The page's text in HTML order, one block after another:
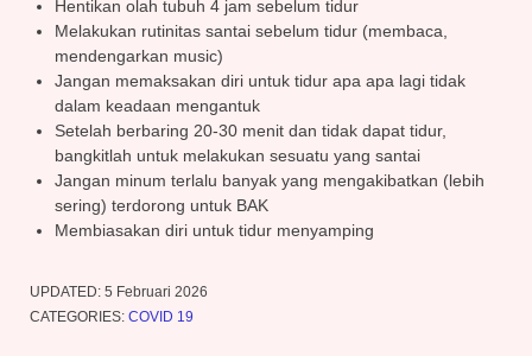
Hentikan olah tubuh 4 jam sebelum tidur
Melakukan rutinitas santai sebelum tidur (membaca,
mendengarkan music)
Jangan memaksakan diri untuk tidur apa apa lagi tidak
dalam keadaan mengantuk
Setelah berbaring 20-30 menit dan tidak dapat tidur,
bangkitlah untuk melakukan sesuatu yang santai
Jangan minum terlalu banyak yang mengakibatkan (lebih
sering) terdorong untuk BAK
Membiasakan diri untuk tidur menyamping
UPDATED: 5 Februari 2026
CATEGORIES: COVID 19